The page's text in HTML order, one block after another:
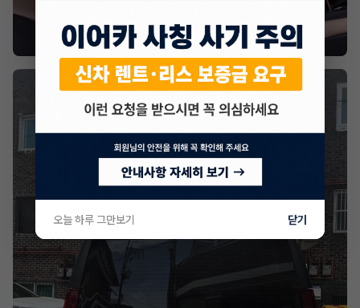
오늘 하루 그만보기 닫기